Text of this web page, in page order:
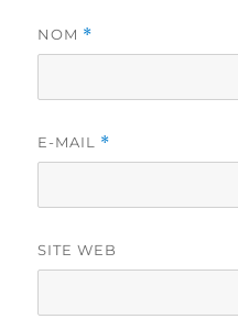
NOM *
E-MAIL *
SITE WEB